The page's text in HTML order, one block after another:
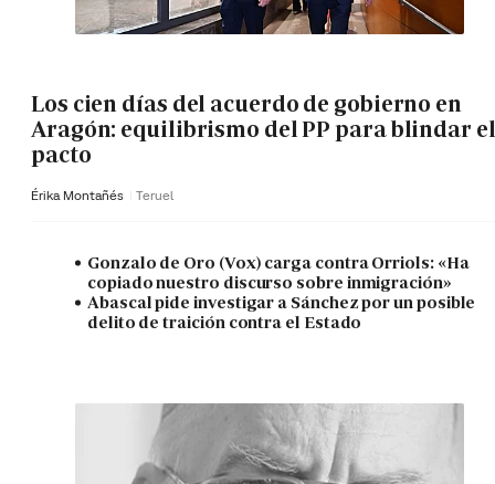
Los cien días del acuerdo de gobierno en
Aragón: equilibrismo del PP para blindar el
pacto
Érika Montañés Teruel
Gonzalo de Oro (Vox) carga contra Orriols: «Ha
copiado nuestro discurso sobre inmigración»
Abascal pide investigar a Sánchez por un posible
delito de traición contra el Estado